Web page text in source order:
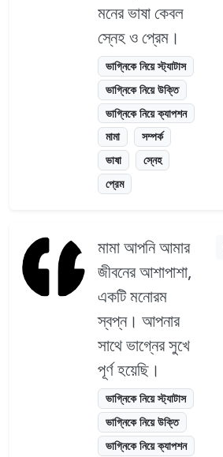
মনের ভাষা কেবল
স্নেহ ও প্রেম।
ভাগ্নিকে নিয়ে স্ট্যাটাস
ভাগ্নিকে নিয়ে উক্তি
ভাগ্নিকে নিয়ে ক্যাপশন
মামা
সম্পর্ক
ভাষা
স্নেহ
প্রেম
মামা আপনি আমার
জীবনের আশাপাশা,
একটি মনোরম
স্বপ্ন। আপনার
সাথে ভাগ্নের সুখে
পূর্ণ হয়েছি।
ভাগ্নিকে নিয়ে স্ট্যাটাস
ভাগ্নিকে নিয়ে উক্তি
ভাগ্নিকে নিয়ে ক্যাপশন